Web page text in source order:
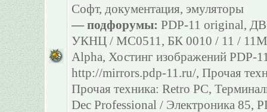
Софт, документация, эмуляторы
— подфорумы: PDP-11 original ,
УКНЦ / МС0511 , БК 0010 / 11 / 11M
Alpha, Хостинг изображений PDP-
http://mirrors.pdp-11.ru/, Прочая
Прочая техника: Retro PC,
Dec Professional / Электроника 85,